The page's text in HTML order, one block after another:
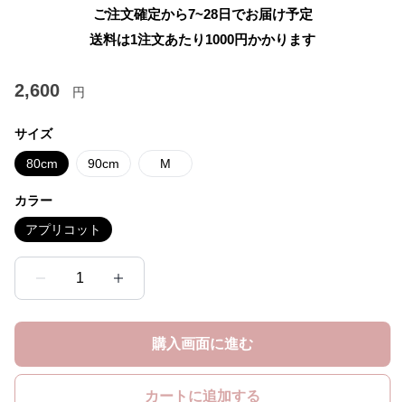
送料は1注文あたり
円かかります
サイズ
80cm
カラー
アプリコット
1